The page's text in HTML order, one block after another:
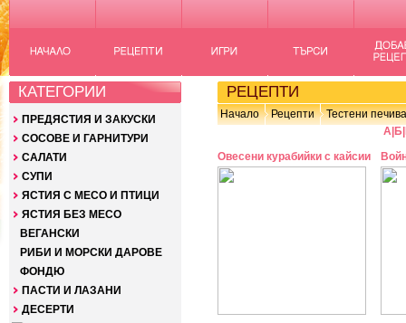
КАТЕГОРИИ
ПРЕДЯСТИЯ И ЗАКУСКИ
СОСОВЕ И ГАРНИТУРИ
САЛАТИ
СУПИ
ЯСТИЯ С МЕСО И ПТИЦИ
ЯСТИЯ БЕЗ МЕСО
ВЕГАНСКИ
РИБИ И МОРСКИ ДАРОВЕ
ФОНДЮ
ПАСТИ И ЛАЗАНИ
ДЕСЕРТИ
РЕЦЕПТИ
Начало Рецепти
Тестени
А Б
Овесени курабийки с кайсии